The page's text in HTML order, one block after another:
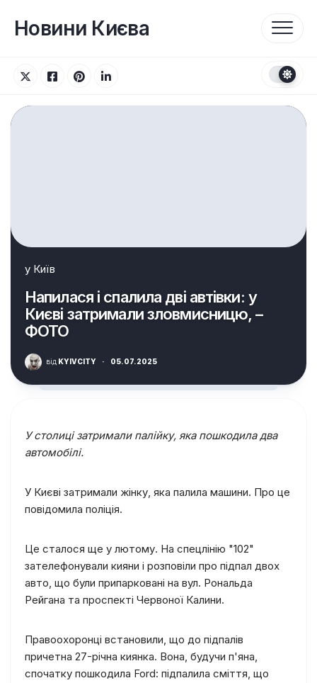
вмістуНовини Києва
у Київ
Напилася і спалила дві автівки: у
Києві затримали зловмисницю, –
ФОТО
від KYIVCITY · 05.07.2025
У столиці затримали палійку, яка пошкодила два
автомобілі.
У Києві затримали жінку, яка палила машини. Про це
повідомила поліція.
Це сталося ще у лютому. На спецлінію "102"
зателефонували кияни і розповіли про підпал двох
авто, що були припарковані на вул. Рональда
Рейгана та проспекті Червоної Калини.
Правоохоронці встановили, що до підпалів
причетна 27-річна киянка. Вона, будучи п'яна,
спочатку пошкодила Ford: підпалила сміття, що